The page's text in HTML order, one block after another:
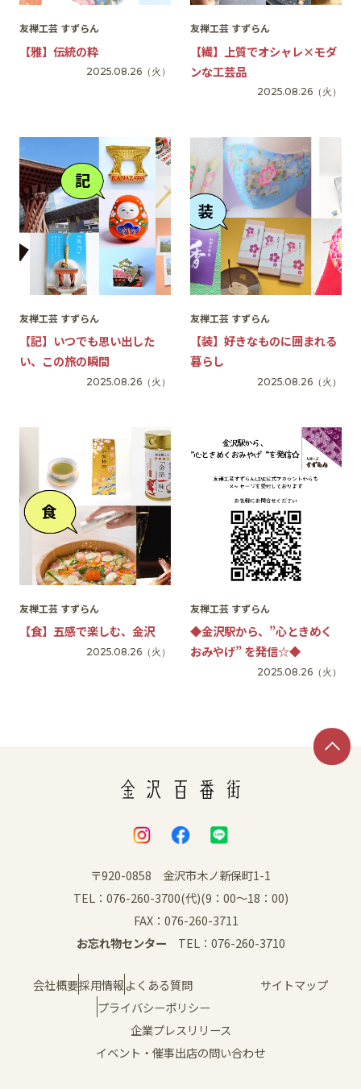
友禅工芸 すずらん
【雅】伝統の粋
2025.08.26 （火）
友禅工芸 すずらん
【繊】上質でオシャレ×モダ
ンな工芸品
2025.08.26 （火）
友禅工芸 すずらん
【記】いつでも思い出した
い、この旅の瞬間
2025.08.26 （火）
友禅工芸 すずらん
【装】好きなものに囲まれる
暮らし
2025.08.26 （火）
友禅工芸 すずらん
【食】五感で楽しむ、金沢
2025.08.26 （火）
友禅工芸 すずらん
◆金沢駅から、”心ときめく
おみやげ” を発信☆◆
2025.08.26 （火）
〒920-0858 金沢市木ノ新保町1-1
TEL：076-260-3700(代)(9：00～18：00)
FAX：076-260-3711
お忘れ物センター TEL：076-260-3710
会社概要採用情報よくある質問
サイトマップ
プライバシーポリシー
企業プレスリリース
イベント・催事出店の問い合わせ